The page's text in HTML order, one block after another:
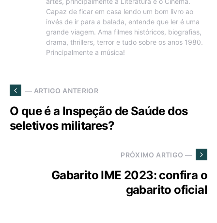
Capaz de ficar em casa lendo um bom livro ao
invés de ir para a balada, entende que ler é uma
grande viagem. Ama filmes históricos, biografias,
drama, thrillers, terror e tudo sobre os anos 1980.
Principalmente a música!
— ARTIGO ANTERIOR
O que é a Inspeção de Saúde dos
seletivos militares?
PRÓXIMO ARTIGO —
Gabarito IME 2023: confira o
gabarito oficial